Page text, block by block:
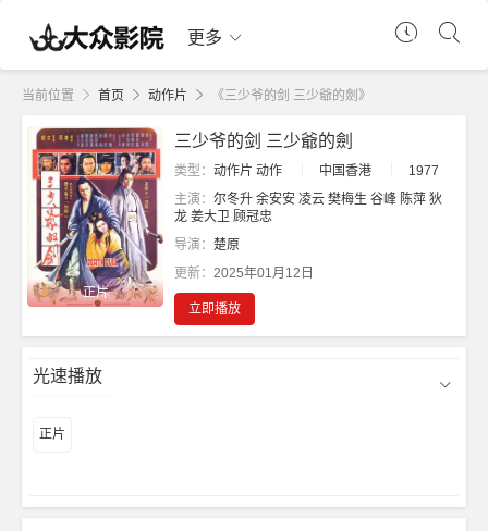
更多
当前位置 首页 动作片 《三少爷的剑 三少爺的劍》
正片
三少爷的剑 三少爺的劍
类型： 动作片 动作 中国香港
1977
主演： 尔冬升 余安安 凌云 樊梅生 谷峰 陈萍 狄
龙 姜大卫 顾冠忠
导演： 楚原
更新： 2025年01月12日
立即播放
光速播放
正片